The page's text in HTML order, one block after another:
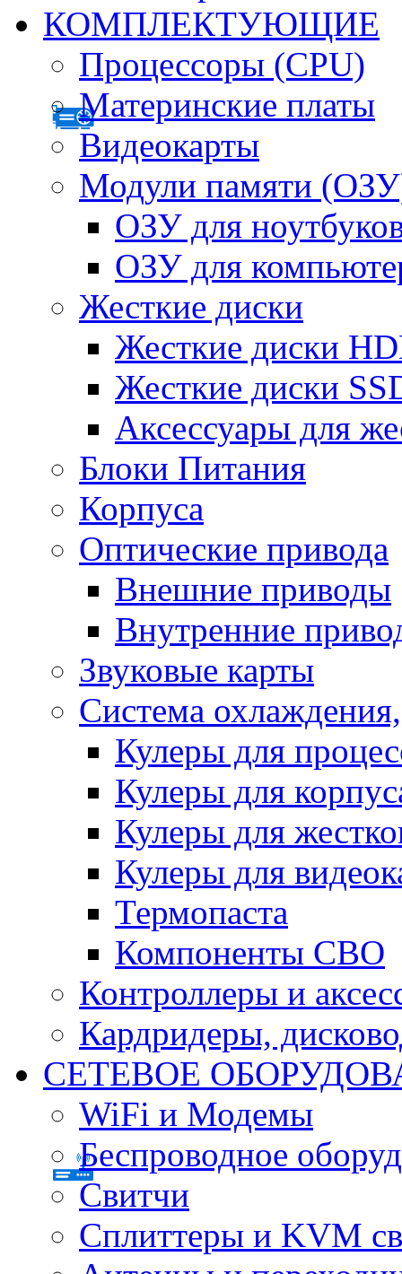
КОМПЛЕКТУЮЩИЕ
Процессоры (CPU)
Материнские платы
Видеокарты
Модули памяти
ОЗУ для
ОЗУ для
Жесткие диски
Жесткие диски
Жесткие диски
Аксессуары для
Блоки Питания
Корпуса
Оптические привода
Внешние приводы
Внутренние
Звуковые карты
Система
Кулеры для
Кулеры для
Кулеры для
Кулеры для
Термопаста
Компоненты СВО
Контроллеры и
Кардридеры,
СЕТЕВОЕ
WiFi и Модемы
Беспроводное
Свитчи
Сплиттеры и KVM